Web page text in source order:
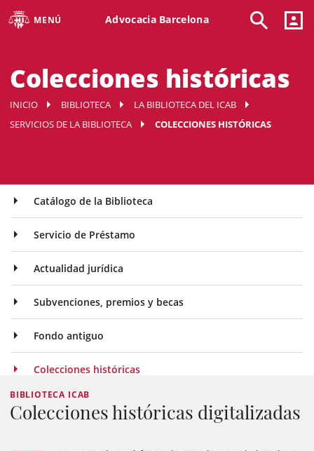
MENÚ Advocacia Barcelona
Colecciones históricas
INICIO BIBLIOTECA
LA BIBLIOTECA DEL ICAB
SERVICIOS DE LA BIBLIOTECA
COLECCIONES HISTÓRICAS
Catálogo de la Biblioteca
Servicio de Préstamo
Actualidad jurídica
Subvenciones, premios y becas
Fondo antiguo
Colecciones históricas
BIBLIOTECA ICAB
Colecciones históricas digitalizadas